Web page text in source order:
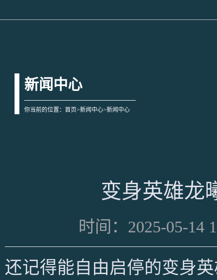
新闻中心
你当前的位置： 首页>新闻中心>新闻中心
变身英雄龙
时间：2025-05-14
还记得能自由启停的变身